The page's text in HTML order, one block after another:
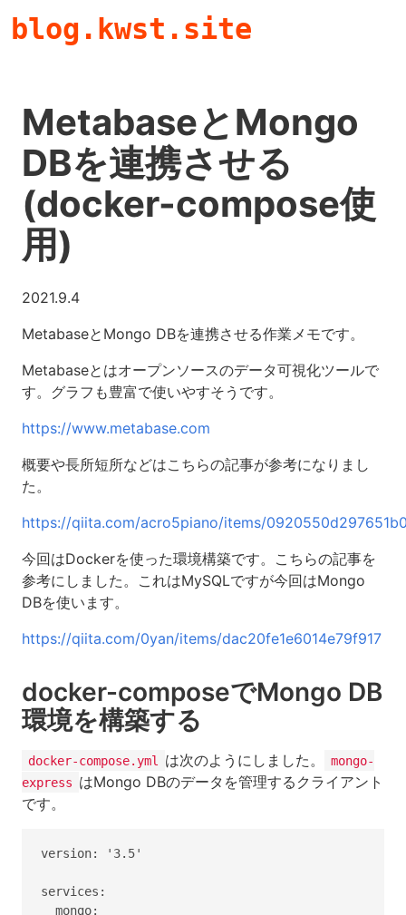
blog.kwst.site
MetabaseとMongo
DBを連携させる
(docker-compose使
用)
2021.9.4
MetabaseとMongo DBを連携させる作業メモです。
Metabaseとはオープンソースのデータ可視化ツールで
す。グラフも豊富で使いやすそうです。
https://www.metabase.com
概要や長所短所などはこちらの記事が参考になりまし
た。
https://qiita.com/acro5piano/items/
今回はDockerを使った環境構築です。こちらの記事を
参考にしました。これはMySQLですが今回はMongo
DBを使います。
https://qiita.com/0yan/items/dac20fe1e6014e79f917
docker-composeでMongo DB
環境を構築する
docker-compose.yml は次のようにしました。
mongo-
express はMongo DBのデータを管理するクライアント
です。
version: '3.5'
services:
  mongo: